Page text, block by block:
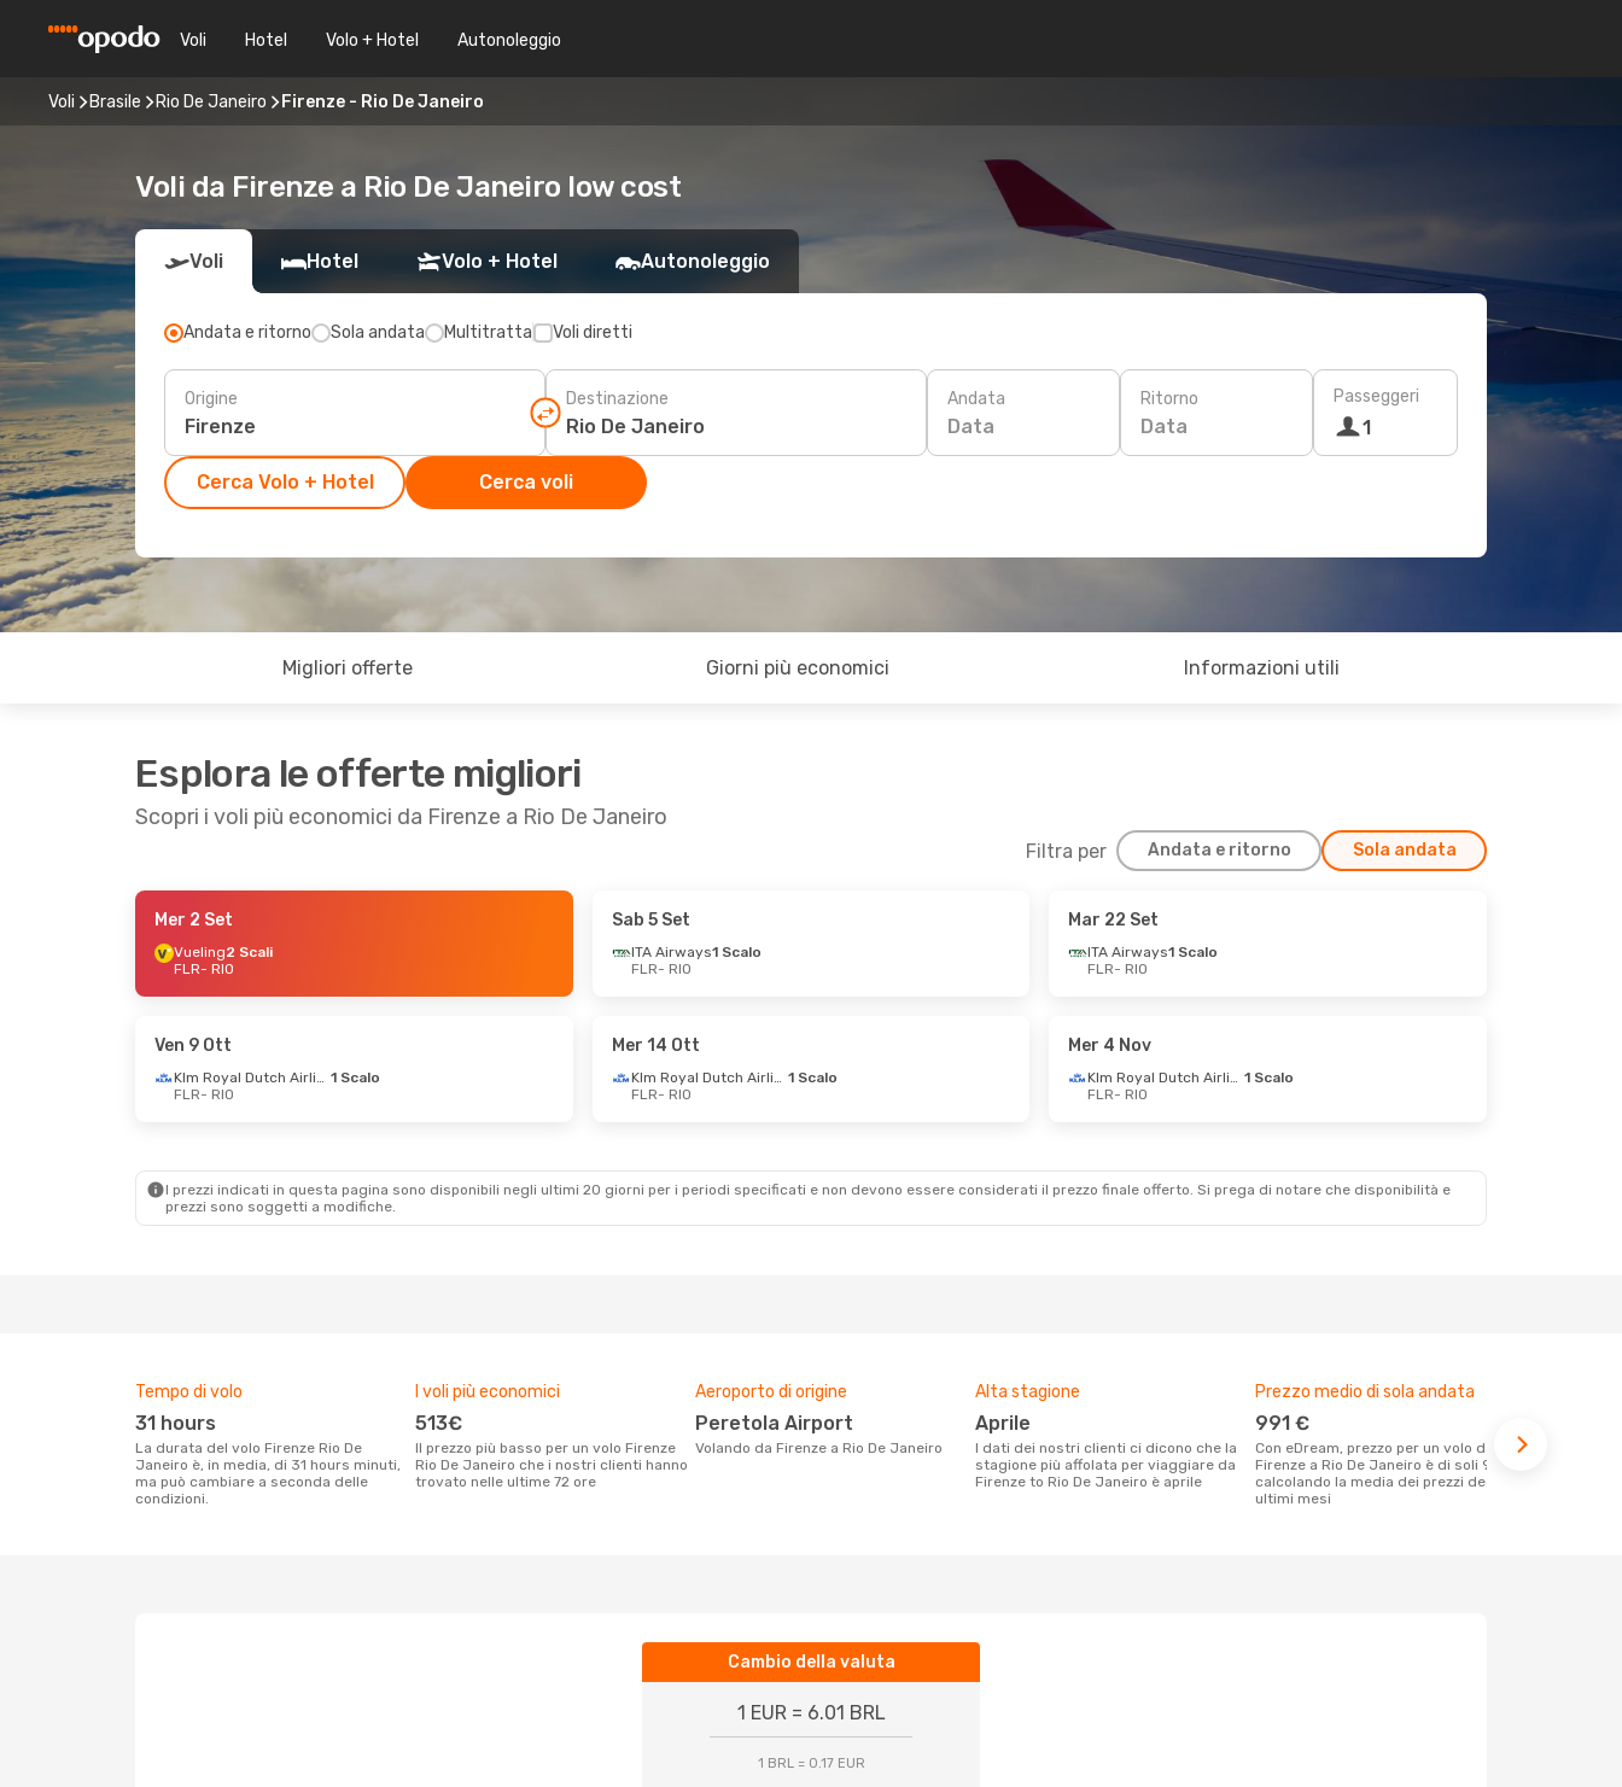
Voli Hotel Volo + Hotel Autonoleggio
Voli Brasile Rio De Janeiro Firenze - Rio De Janeiro
Voli da Firenze a Rio De Janeiro low cost
Voli Hotel Volo + Hotel Autonoleggio
Andata e ritorno Sola andata Multitratta Voli diretti
Origine Destinazione Andata
Data
Ritorno
Data
Passeggeri
1
Cerca Volo + Hotel Cerca voli
Migliori offerte Giorni più economici Informazioni utili
Esplora le offerte migliori
Scopri i voli più economici da Firenze a Rio De Janeiro
Filtra per Andata e ritorno Sola andata
- Dom 13 Set
- Lun 19 Ott - Ven 4 Set
Air France
1 Scalo
RIO- FLR
Mer 2 Set
Vueling2 Scali
FLR- RIO
Sab 5 Set
ITA Airways1 Scalo
FLR- RIO
Mar 22 Set
ITA Airways1 Scalo
FLR- RIO
Ven 9 Ott
Klm Royal Dutch Airlines 1 Scalo
FLR- RIO
Mer 14 Ott
Klm Royal Dutch Airlines 1 Scalo
FLR- RIO
Mer 4 Nov
Klm Royal Dutch Airlines 1 Scalo
FLR- RIO
I prezzi indicati in questa pagina sono disponibili negli ultimi 20 giorni per i periodi specificati e non devono essere considerati il ​​prezzo finale offerto. Si prega di notare che disponibilità e
prezzi sono soggetti a modifiche.
Tempo di volo
31 hours
La durata del volo Firenze Rio De
Janeiro è, in media, di 31 hours minuti,
ma può cambiare a seconda delle
condizioni.
I voli più economici
513€
Il prezzo più basso per un volo Firenze
Rio De Janeiro che i nostri clienti hanno
trovato nelle ultime 72 ore
Aeroporto di origine
Peretola Airport
Volando da Firenze a Rio De Janeiro
Alta stagione
aprile
I dati dei nostri clienti ci dicono che la
stagione più affolata per viaggiare da
Firenze to Rio De Janeiro è aprile
Prezzo medio di sola andata
991 €
Con eDream, prezzo per un volo da
Firenze a Rio De Janeiro è di soli 991 €
calcolando la media dei prezzi degli
ultimi mesi
Cambio della valuta
1 EUR = 6.01 BRL
1 BRL = 0.17 EUR